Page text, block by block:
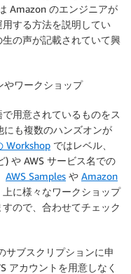
Amazon のエンジニアが
する方法を説明してい
の声が記載されていて興
やワークショップ
用意されているものをス
も複数のハンズオンが
Workshop ではレベル、
) や AWS サービス名での
AWS Samples や Amazon
に様々なワークショップ
ので、合わせてチェック
サブスクリプションに申
アカウントを用意しなく